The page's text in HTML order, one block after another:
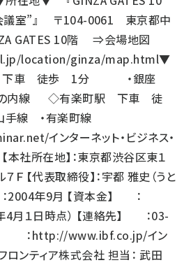
議室”』 〒104-0061 東京都中
GATES 10階 ⇒会場地図
location/ginza/map.html▼
車 徒歩 1分 ・銀座
の内線 ◇有楽町駅 下車 徒
・有楽町線
インターネット・ビジネス・
本社所在地】：東京都渋谷区東１
Ｆ 【代表取締役】：宇都 雅史（うと
：2004年9月 【資本金】 ：
4月１日時点） 【連絡先】 ：03-
：http://www.ibf.co.jp/イン
ロンティア株式会社 担当： 武田